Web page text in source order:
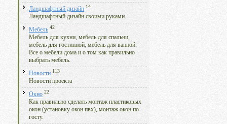
Ландшафтный дизайн 14
Ландшафтный дизайн своими руками.
Мебель 42
Мебель для кухни, мебель для спальни,
мебель для гостинной, мебель для ванной.
Все о мебели дома и о том как правильно
выбрать мебель.
Новости 113
Новости проекта
Окно 22
Как правильно сделать монтаж пластиковых
окон (установку окон пвх), монтаж окон по
госту.